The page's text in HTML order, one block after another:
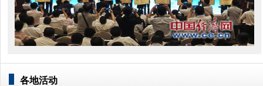
各地活动